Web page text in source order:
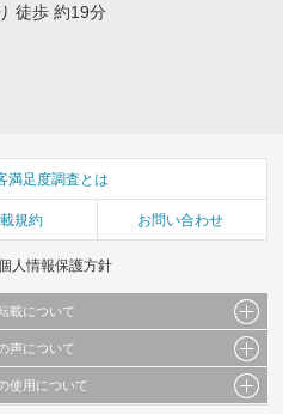
徒歩 約19分
満足度調査とは
規約 お問い合わせ
人情報保護方針
載について
、イラスト、画像データ等）及びこれらの配
複製などの二次利用を行うことは固く禁じて
声について
スの利用者が提出された見解・感想です。
使用について